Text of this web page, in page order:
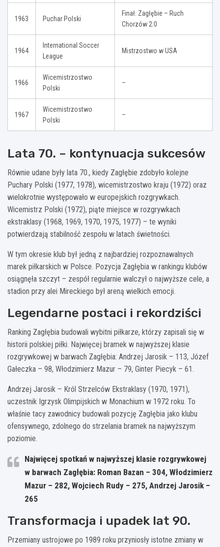
1963 Puchar Polski
Finał: Zagłębie – Ruch
Chorzów 2:0
1964
International Soccer
League
Mistrzostwo w USA
1966
Wicemistrzostwo
Polski
–
1967
Wicemistrzostwo
Polski
–
Lata 70. – kontynuacja sukcesów
Równie udane były lata 70., kiedy Zagłębie zdobyło kolejne
Puchary Polski (1977, 1978), wicemistrzostwo kraju (1972) oraz
wielokrotnie występowało w europejskich rozgrywkach.
Wicemistrz Polski (1972), piąte miejsce w rozgrywkach
ekstraklasy (1968, 1969, 1970, 1975, 1977) – te wyniki
potwierdzają stabilność zespołu w latach świetności.
W tym okresie klub był jedną z najbardziej rozpoznawalnych
marek piłkarskich w Polsce. Pozycja Zagłębia w rankingu klubów
osiągnęła szczyt – zespół regularnie walczył o najwyższe cele, a
stadion przy alei Mireckiego był areną wielkich emocji.
Legendarne postaci i rekordziści
Ranking Zagłębia budowali wybitni piłkarze, którzy zapisali się w
historii polskiej piłki. Najwięcej bramek w najwyższej klasie
rozgrywkowej w barwach Zagłębia: Andrzej Jarosik – 113, Józef
Gałeczka – 98, Włodzimierz Mazur – 79, Ginter Piecyk – 61.
Andrzej Jarosik – Król Strzelców Ekstraklasy (1970, 1971),
uczestnik Igrzysk Olimpijskich w Monachium w 1972 roku. To
właśnie tacy zawodnicy budowali pozycję Zagłębia jako klubu
ofensywnego, zdolnego do strzelania bramek na najwyższym
poziomie.
Najwięcej spotkań w najwyższej klasie rozgrywkowej
w barwach Zagłębia: Roman Bazan – 304, Włodzimierz
Mazur – 282, Wojciech Rudy – 275, Andrzej Jarosik –
265
Transformacja i upadek lat 90.
Przemiany ustrojowe po 1989 roku przyniosły istotne zmiany w